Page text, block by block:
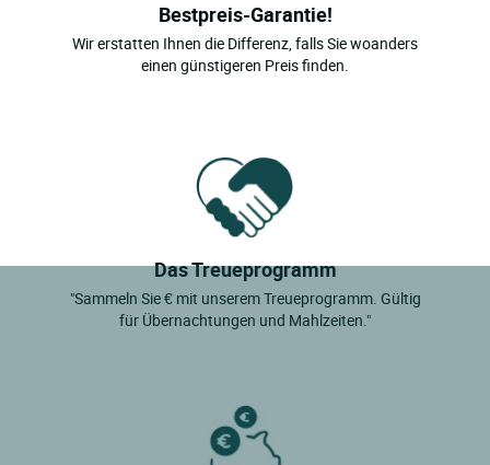
Bestpreis-Garantie!
Wir erstatten Ihnen die Differenz, falls Sie woanders
einen günstigeren Preis finden.
Das Treueprogramm
"Sammeln Sie € mit unserem Treueprogramm. Gültig
für Übernachtungen und Mahlzeiten."